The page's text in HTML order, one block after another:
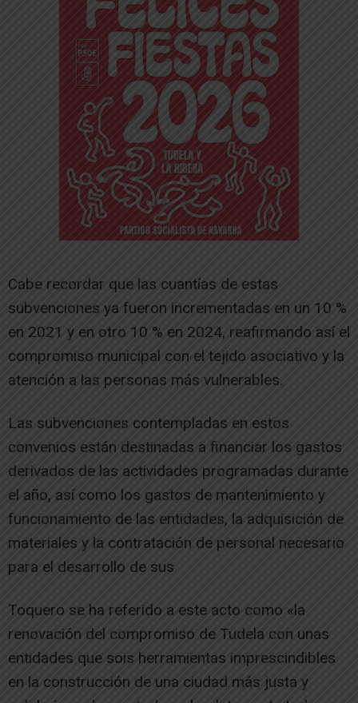
Cabe recordar que las cuantías de estas
subvenciones ya fueron incrementadas en un 10 %
en 2021 y en otro 10 % en 2024, reafirmando así el
compromiso municipal con el tejido asociativo y la
atención a las personas más vulnerables.
Las subvenciones contempladas en estos
convenios están destinadas a financiar los gastos
derivados de las actividades programadas durante
el año, así como los gastos de mantenimiento y
funcionamiento de las entidades, la adquisición de
materiales y la contratación de personal necesario
para el desarrollo de sus
Toquero se ha referido a este acto como «la
renovación del compromiso de Tudela con unas
entidades que sois herramientas imprescindibles
en la construcción de una ciudad más justa y